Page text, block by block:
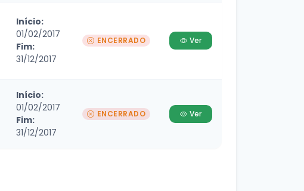
Início:
01/02/2017
Fim:
31/12/2017
ENCERRADO Ver
Início:
01/02/2017
Fim:
31/12/2017
ENCERRADO Ver